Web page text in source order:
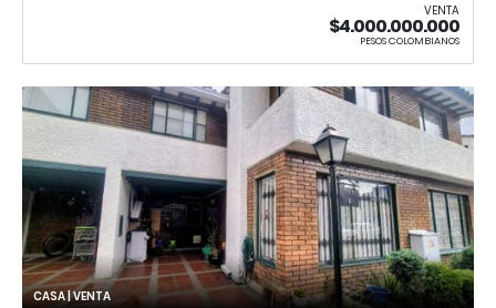
VENTA
$4.000.000.000
PESOS COLOMBIANOS
CASA | VENTA